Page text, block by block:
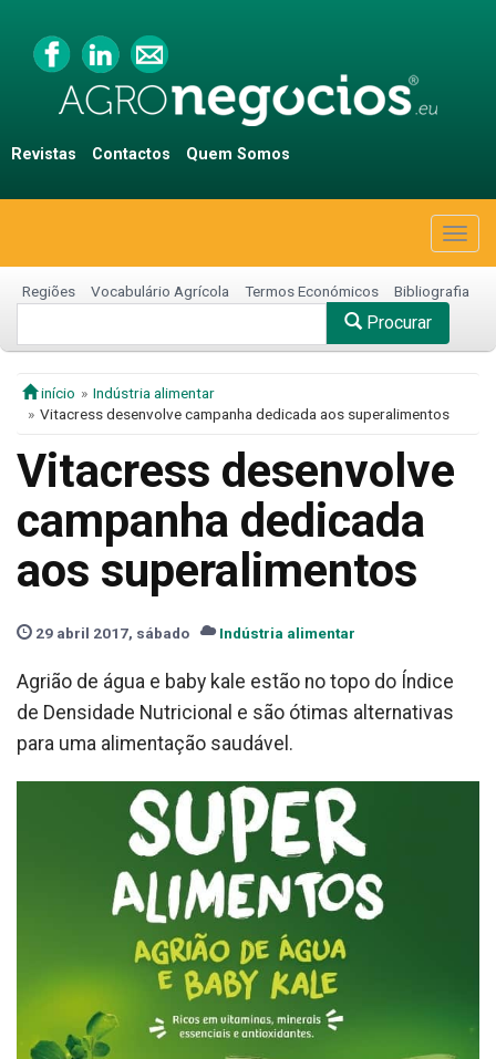
Revistas Contactos Quem Somos
Regiões Vocabulário Agrícola Termos Económicos Bibliografia
Procurar
início
Indústria alimentar
Vitacress desenvolve campanha dedicada aos superalimentos
Vitacress desenvolve
campanha dedicada
aos superalimentos
29 abril 2017, sábado Indústria alimentar
Agrião de água e baby kale estão no topo do Índice
de Densidade Nutricional e são ótimas alternativas
para uma alimentação saudável.